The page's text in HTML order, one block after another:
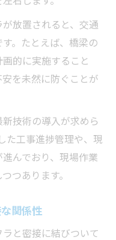
放置されると、交通
。たとえば、橋梁の
的に実施すること
を未然に防ぐことが
技術の導入が求めら
た工事進捗管理や、現
んでおり、現場作業
つあります。
関係性
と密接に結びついて